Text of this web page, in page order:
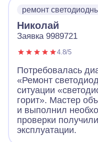
ремонт
Николай
Заявка 9989721
4.8/5
Потребовалась
«Ремонт
ситуации
горит». Мастер
и выполнил
проверки
эксплуатации.